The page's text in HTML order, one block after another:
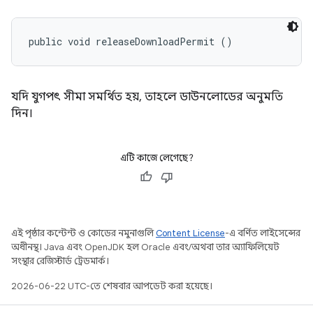
public void releaseDownloadPermit ()
যদি যুগপৎ সীমা সমর্থিত হয়, তাহলে ডাউনলোডের অনুমতি
দিন।
এটি কাজে লেগেছে?
এই পৃষ্ঠার কন্টেন্ট ও কোডের নমুনাগুলিContent License-এ বর্ণিত লাইসেন্সের
অধীনস্থ। Java এবং OpenJDK হল Oracle এবং/অথবা তার অ্যাফিলিয়েট
সংস্থার রেজিস্টার্ড ট্রেডমার্ক।
2026-06-22 UTC-তে শেষবার আপডেট করা হয়েছে।